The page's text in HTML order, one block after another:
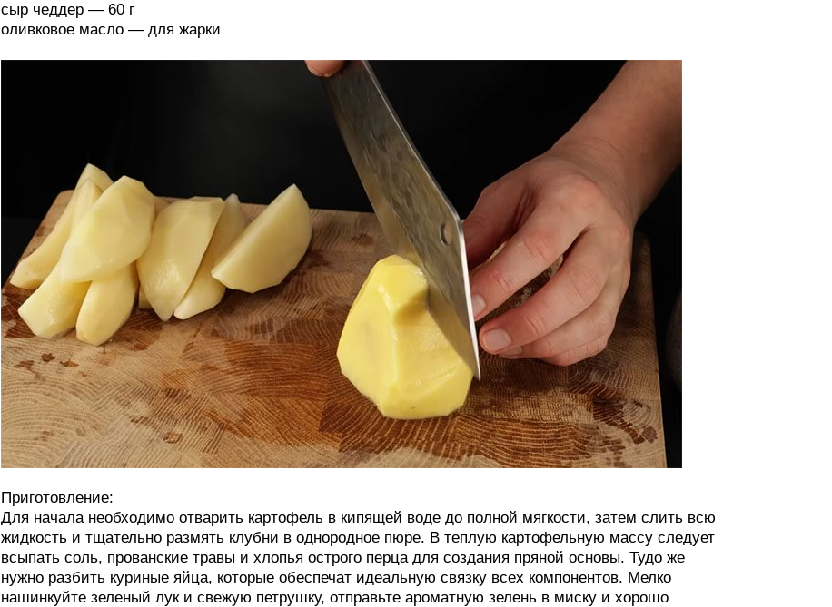
сыр чеддер — 60 г
оливковое масло — для жарки
Приготовление:
Для начала необходимо отварить картофель в кипящей воде до полной мягкости, затем слить всю
жидкость и тщательно размять клубни в однородное пюре. В теплую картофельную массу следует
всыпать соль, прованские травы и хлопья острого перца для создания пряной основы. Тудо же
нужно разбить куриные яйца, которые обеспечат идеальную связку всех компонентов. Мелко
нашинкуйте зеленый лук и свежую петрушку, отправьте ароматную зелень в миску и хорошо